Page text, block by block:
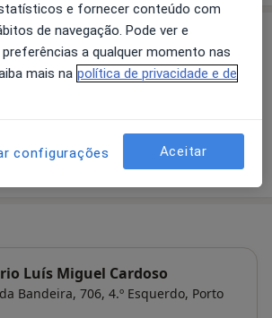
Endocrinologia
os preços?
Luís Miguel Cardoso
Bandeira, 706, 4.º Esquerdo, Porto
e fornecer conteúdo com
de navegação. Pode ver e
a qualquer momento nas
mais na política de privacidade e de
configurações Aceitar